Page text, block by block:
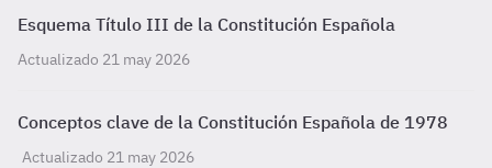
Esquema Título III de la Constitución Española
Actualizado 21 may 2026
Conceptos clave de la Constitución Española de 1978
Actualizado 21 may 2026